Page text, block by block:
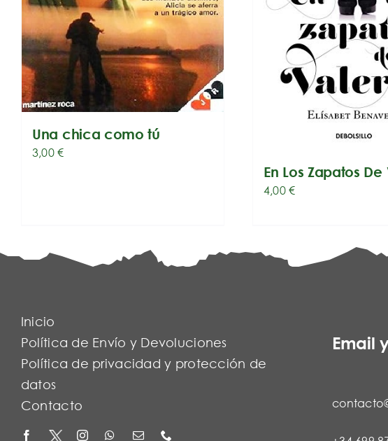
Una chica como tú
3,00€
En Los Zapatos
4,00€
Inicio
Política de Envío y Devoluciones
Política de privacidad y protección de
datos
Contacto
Email